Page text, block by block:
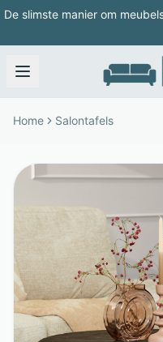
De slimste manier om
Home Salontafels